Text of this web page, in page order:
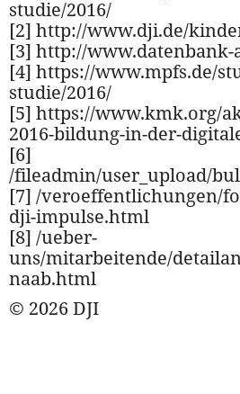
studie/2016/
[2] http://www.dji.de/
[3] http://
[4] https://www.mpfs.de/
studie/2016/
[5] https://www.kmk.org/
2016-bildung-in-der-
[6]
/fileadmin/user_upload/
[7] /veroeffentlichungen/
dji-impulse.html
[8] /ueber-
uns/mitarbeitende/
naab.html
© 2026 DJI